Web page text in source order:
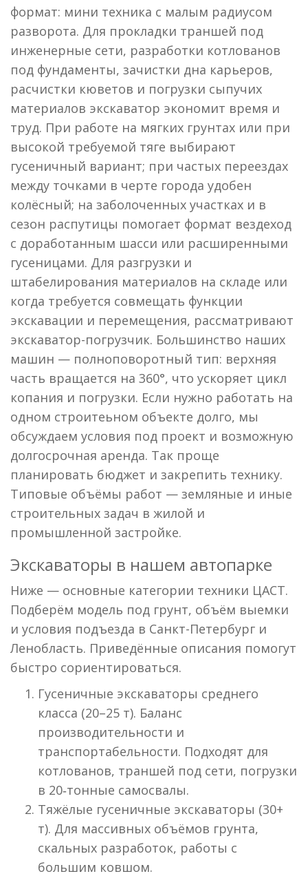
формат: мини техника с малым радиусом
разворота. Для прокладки траншей под
инженерные сети, разработки котлованов
под фундаменты, зачистки дна карьеров,
расчистки кюветов и погрузки сыпучих
материалов экскаватор экономит время и
труд. При работе на мягких грунтах или при
высокой требуемой тяге выбирают
гусеничный вариант; при частых переездах
между точками в черте города удобен
колёсный; на заболоченных участках и в
сезон распутицы помогает формат вездеход
с доработанным шасси или расширенными
гусеницами. Для разгрузки и
штабелирования материалов на складе или
когда требуется совмещать функции
экскавации и перемещения, рассматривают
экскаватор-погрузчик. Большинство наших
машин — полноповоротный тип: верхняя
часть вращается на 360°, что ускоряет цикл
копания и погрузки. Если нужно работать на
одном строитеьном объекте долго, мы
обсуждаем условия под проект и возможную
долгосрочная аренда. Так проще
планировать бюджет и закрепить технику.
Типовые объёмы работ — земляные и иные
строительных задач в жилой и
промышленной застройке.
Экскаваторы в нашем автопарке
Ниже — основные категории техники ЦАСТ.
Подберём модель под грунт, объём выемки
и условия подъезда в Санкт-Петербург и
Ленобласть. Приведённые описания помогут
быстро сориентироваться.
Гусеничные экскаваторы среднего
класса (20–25 т). Баланс
производительности и
транспортабельности. Подходят для
котлованов, траншей под сети, погрузки
в 20‑тонные самосвалы.
Тяжёлые гусеничные экскаваторы (30+
т). Для массивных объёмов грунта,
скальных разработок, работы с
большим ковшом.